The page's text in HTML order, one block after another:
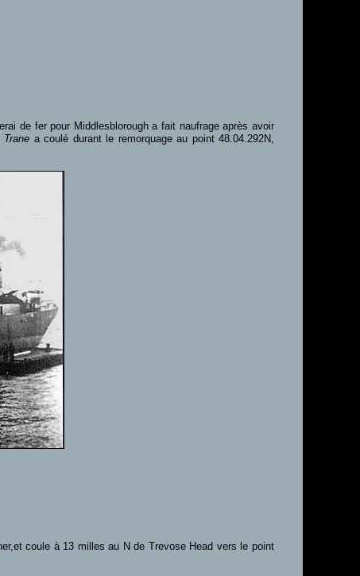
de fer pour Middlesblorough a fait naufrage après avoir
Trane a coulé durant le remorquage au point 48.04.292N,
coule à 13 milles au N de Trevose Head vers le point